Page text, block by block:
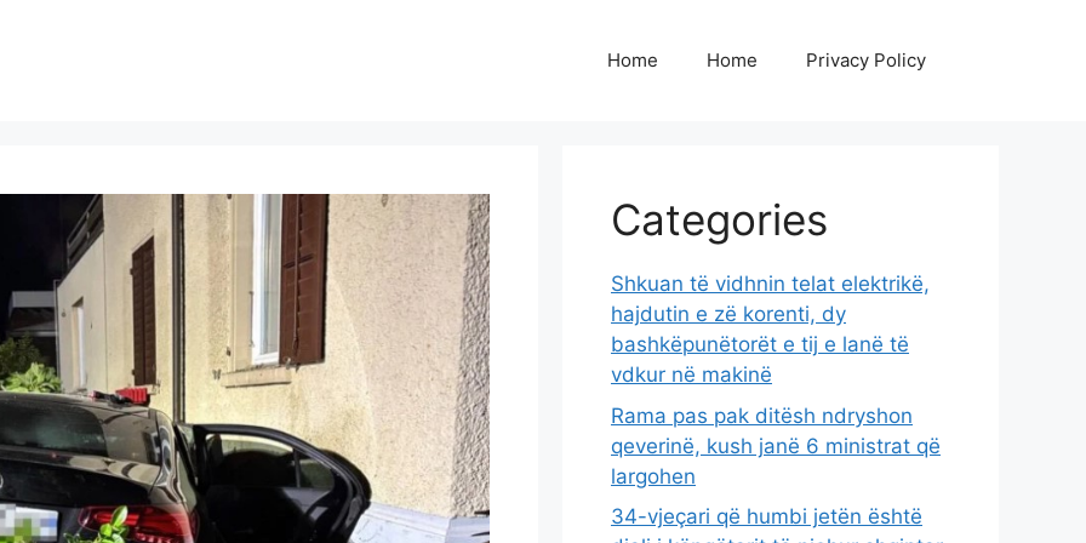
Home Home Privacy Policy
Categories
Shkuan të vidhnin telat elektrikë,
hajdutin e zë korenti, dy
bashkëpunëtorët e tij e lanë të
vdkur në makinë
Rama pas pak ditësh ndryshon
qeverinë, kush janë 6 ministrat që
largohen
34-vjeçari që humbi jetën është